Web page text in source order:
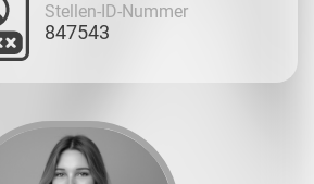
Stellen-ID-Nummer
847543